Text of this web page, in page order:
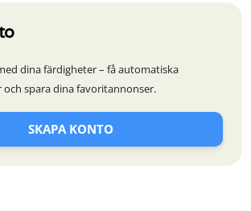
dina färdigheter – få automatiska
spara dina favoritannonser.
SKAPA KONTO